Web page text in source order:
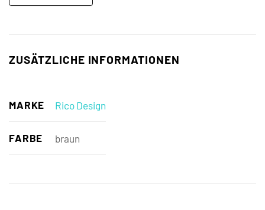
ZUSÄTZLICHE INFORMATIONEN
MARKE Rico Design
FARBE braun